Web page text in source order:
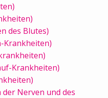
des Blutes)
Krankheiten)
Krankheiten)
Nerven und des